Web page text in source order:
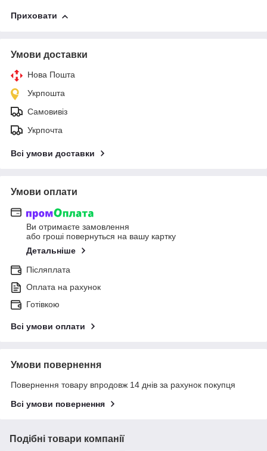
Приховати
Умови доставки
Нова Пошта
Укрпошта
Самовивіз
Укрпочта
Всі умови доставки
Умови оплати
Ви отримаєте замовлення
або гроші повернуться на вашу картку
Детальніше
Післяплата
Оплата на рахунок
Готівкою
Всі умови оплати
Умови повернення
Повернення товару впродовж 14 днів за рахунок покупця
Всі умови повернення
Подібні товари компанії